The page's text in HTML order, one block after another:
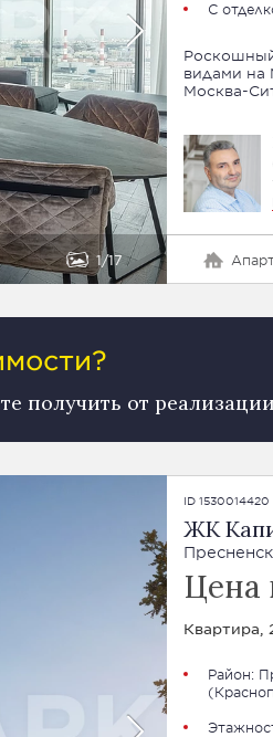
1 17
С
видами на
Москва-
получить от
ID 1530014420
ЖК
Цена
Квартира,
Район:
(